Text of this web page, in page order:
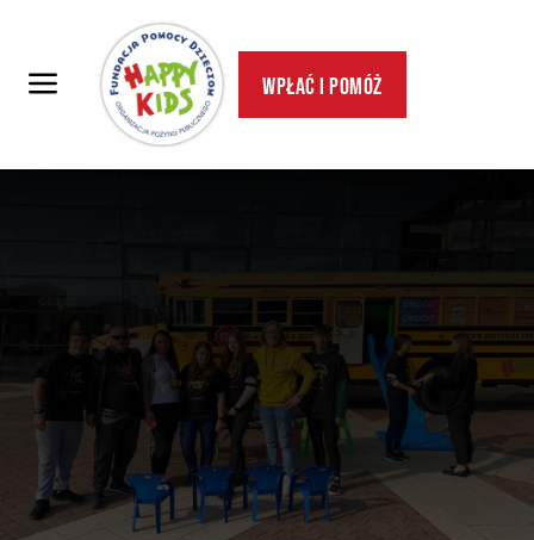
Wpłać i pomóż